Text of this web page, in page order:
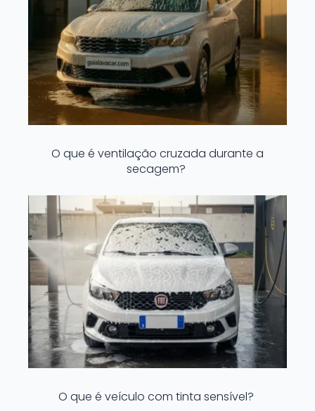
O que é ventilação cruzada durante a
secagem?
O que é veículo com tinta sensível?